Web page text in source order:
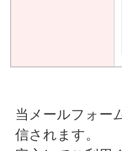
当メールフォー
信されます。